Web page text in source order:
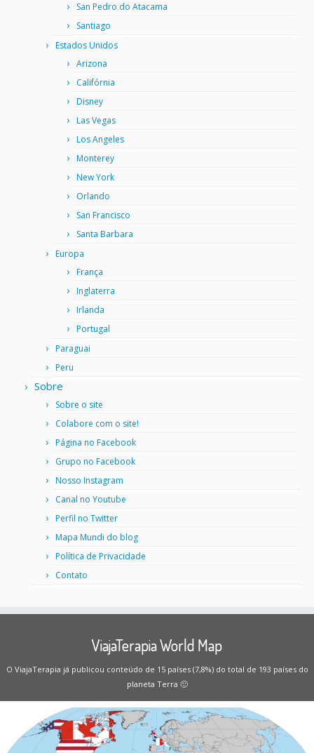
San Pedro do Atacama
Santiago
Estados Unidos
Arizona
Califórnia
Disney
Las Vegas
Los Angeles
Monterey
New York
Orlando
San Francisco
Santa Barbara
Europa
França
Inglaterra
Irlanda
Portugal
Paraguai
Peru
Sobre
Sobre o site
Colabore com o site!
Página no Facebook
Grupo no Facebook
Nosso Instagram
Canal no Youtube
Perfil no Twitter
Mapa Mundi do blog
Política de Privacidade
Contato
ViajaTerapia World Map
O ViajaTerapia já publicou conteúdo de 15 países (7,8%) do total de 193 países do
planeta Terra 🙂